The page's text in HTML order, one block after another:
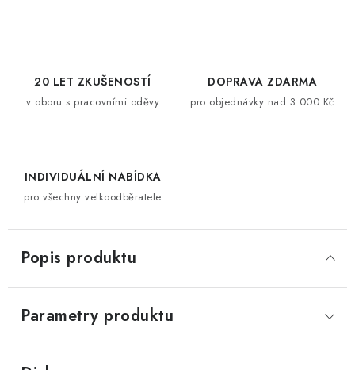
20 LET ZKUŠENOSTÍ
v oboru s pracovními oděvy
DOPRAVA ZDARMA
pro objednávky nad 3 000 Kč
INDIVIDUÁLNÍ NABÍDKA
pro všechny velkoodběratele
Popis produktu
Parametry produktu